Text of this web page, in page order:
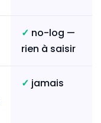
✓ no-log —
rien à saisir
✓ jamais